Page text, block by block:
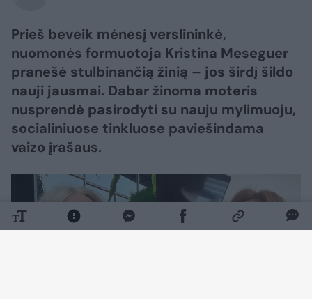
Prieš beveik mėnesį verslininkė,
nuomonės formuotoja Kristina Meseguer
pranešė stulbinančią žinią – jos širdį šildo
nauji jausmai. Dabar žinoma moteris
nusprendė pasirodyti su nauju mylimuoju,
socialiniuose tinkluose paviešindama
vaizo įrašaus.